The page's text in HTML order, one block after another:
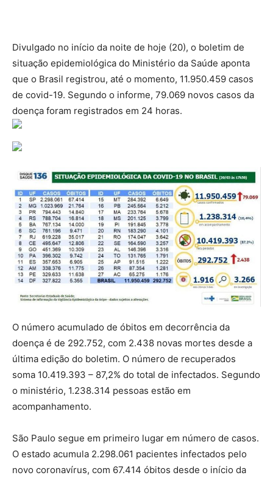
Divulgado no início da noite de hoje (20), o boletim de
situação epidemiológica do Ministério da Saúde aponta
que o Brasil registrou, até o momento, 11.950.459 casos
de covid-19. Segundo o informe, 79.069 novos casos da
doença foram registrados em 24 horas.
O número acumulado de óbitos em decorrência da
doença é de 292.752, com 2.438 novas mortes desde a
última edição do boletim. O número de recuperados
soma 10.419.393 – 87,2% do total de infectados. Segundo
o ministério, 1.238.314 pessoas estão em
acompanhamento.
São Paulo segue em primeiro lugar em número de casos.
O estado acumula 2.298.061 pacientes infectados pelo
novo coronavírus, com 67.414 óbitos desde o início da